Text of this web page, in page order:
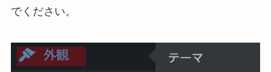
でください。